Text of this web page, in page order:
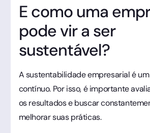
E como uma
pode vir a ser
sustentável?
A sustentabilidade empresarial é
contínuo. Por isso, é importante
os resultados e buscar
melhorar suas práticas.